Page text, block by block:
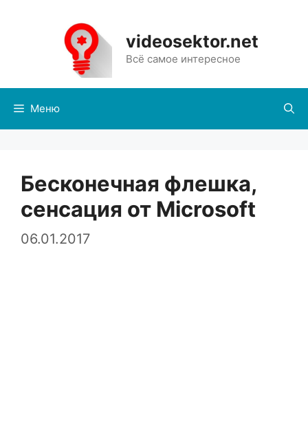
содержимому
videosektor.net
Всё самое интересное
Меню
Бесконечная флешка,
сенсация от Microsoft
06.01.2017